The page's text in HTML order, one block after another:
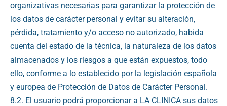
organizativas necesarias para garantizar la protección de
los datos de carácter personal y evitar su alteración,
pérdida, tratamiento y/o acceso no autorizado, habida
cuenta del estado de la técnica, la naturaleza de los datos
almacenados y los riesgos a que están expuestos, todo
ello, conforme a lo establecido por la legislación española
y europea de Protección de Datos de Carácter Personal.
8.2. El usuario podrá proporcionar a LA CLINICA sus datos